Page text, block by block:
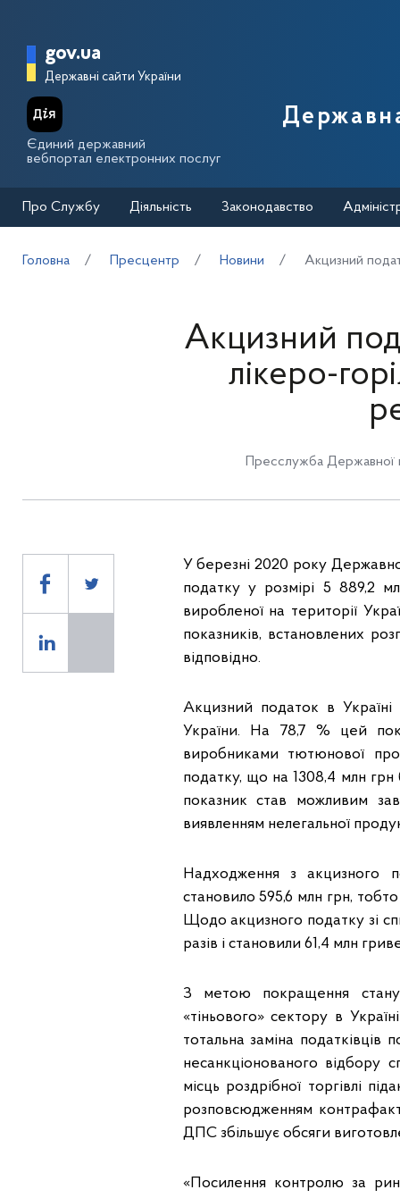
Головна сторінка Державної
gov.ua
Державні сайти України
Єдиний державний
вебпортал електронних послуг
Про Службу Діяльність Законодавство
Головна Пресцентр Новини Акцизний
Акцизний
лікеро-
Пресслужба Державної
У березні 2020 року
податку у розмірі 5 889,2
виробленої на території
показників, встановлених
відповідно.
Акцизний податок в
України. На 78,7 % цей
виробниками тютюнової
податку, що на 1308,4 млн грн
показник став можливим
виявленням нелегальної
Надходження з акцизного
становило 595,6 млн грн,
Щодо акцизного податку зі
разів і становили 61,4 млн
З метою покращення стану
«тіньового» сектору в
тотальна заміна
несанкціонованого відбору
місць роздрібної торгівлі
розповсюдженням
ДПС збільшує обсяги
«Посилення контролю за